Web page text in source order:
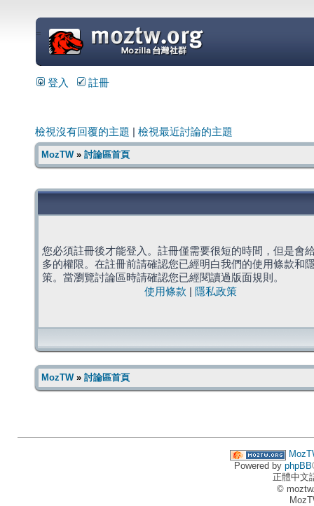
=
登入 註冊
檢視沒有回覆的主題 檢視最近討論的主題
MozTW» 討論區首頁
您必須註冊後才能登入。註冊僅需要很短的時間，但是會
多的權限。在註冊前請確認您已經明白我們的使用條款和
策。當瀏覽討論區時請確認您已經閱讀過版面規則。
使用條款
隱私政策
MozTW» 討論區首頁
Powered by phpBB
正體中文
©